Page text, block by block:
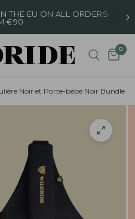
THE EU ON ALL ORDERS
€90
0
Noir et Porte-bébé Noir Bundle